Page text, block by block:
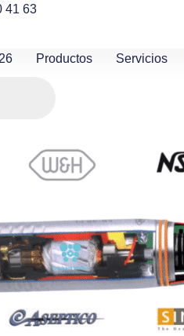
41 63
Productos Servicios